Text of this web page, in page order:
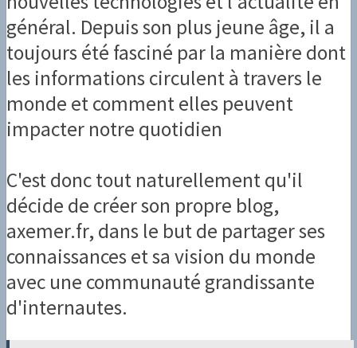
général. Depuis son plus jeune âge, il a
toujours été fasciné par la manière dont
les informations circulent à travers le
monde et comment elles peuvent
impacter notre quotidien
C'est donc tout naturellement qu'il
décide de créer son propre blog,
axemer.fr, dans le but de partager ses
connaissances et sa vision du monde
avec une communauté grandissante
d'internautes.